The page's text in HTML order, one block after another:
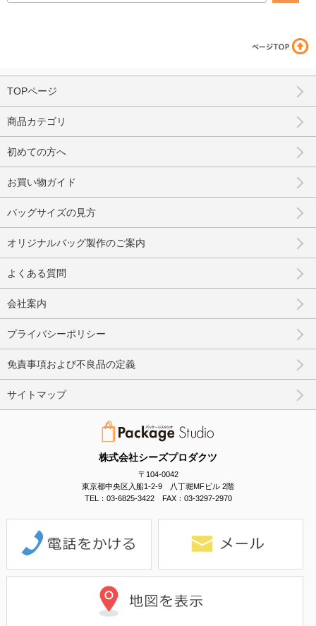
株式会社シーズプロダクツ
〒104-0042
東京都中央区入船1-2-9 八丁堀MFビル 2階
TEL：03-6825-3422 FAX：03-3297-2970
TOPページ
商品カテゴリ
初めての方へ
お買い物ガイド
バッグサイズの見方
オリジナルバッグ製作のご案内
よくある質問
会社案内
プライバシーポリシー
免責事項および不良品の定義
サイトマップ